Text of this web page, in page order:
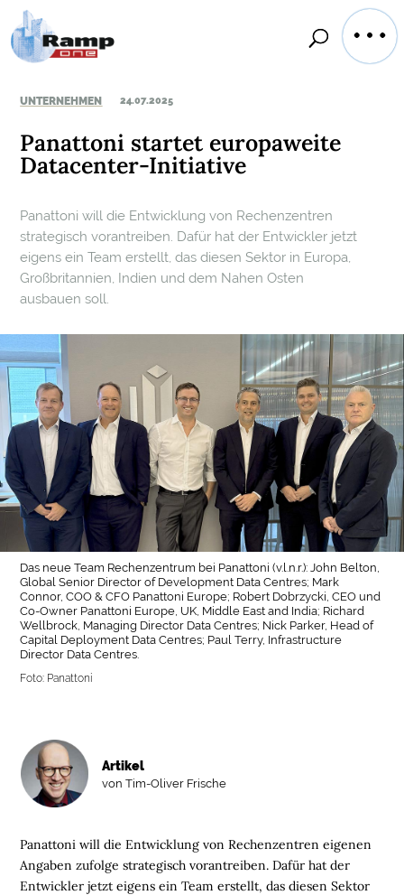
UNTERNEHMEN 24.07.2025
Panattoni startet europaweite
Datacenter-Initiative
Panattoni will die Entwicklung von Rechenzentren
strategisch vorantreiben. Dafür hat der Entwickler jetzt
eigens ein Team erstellt, das diesen Sektor in Europa,
Großbritannien, Indien und dem Nahen Osten
ausbauen soll.
Das neue Team Rechenzentrum bei Panattoni (v.l.n.r.): John Belton,
Global Senior Director of Development Data Centres; Mark
Connor, COO & CFO Panattoni Europe; Robert Dobrzycki, CEO und
Co-Owner Panattoni Europe, UK, Middle East and India; Richard
Wellbrock, Managing Director Data Centres; Nick Parker, Head of
Capital Deployment Data Centres; Paul Terry, Infrastructure
Director Data Centres.
Foto: Panattoni
Panattoni will die Entwicklung von Rechenzentren eigenen
Angaben zufolge strategisch vorantreiben. Dafür hat der
Entwickler jetzt eigens ein Team erstellt, das diesen Sektor
Artikel
von Tim-Oliver Frische